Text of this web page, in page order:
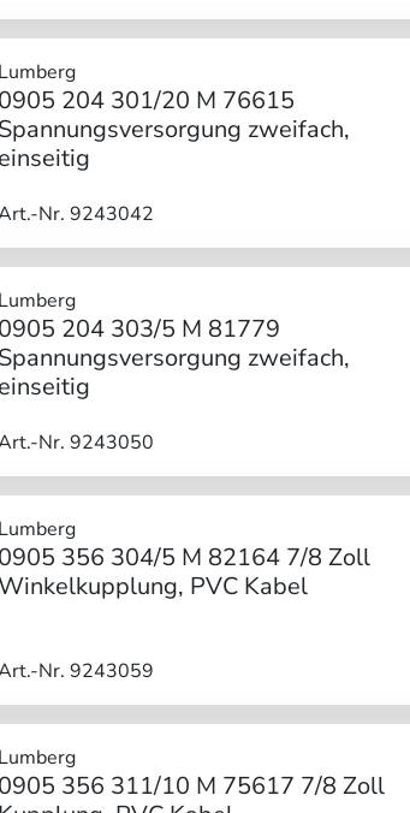
Lumberg
0905 204 301/20 M 76615
Spannungsversorgung zweifach,
einseitig
Nr. 9243042
Lumberg
0905 204 303/5 M 81779
Spannungsversorgung zweifach,
einseitig
Nr. 9243050
Lumberg
0905 356 304/5 M 82164 7/8 Zoll
PVC Kabel
Nr. 9243059
Lumberg
0905 356 311/10 M 75617 7/8 Zoll